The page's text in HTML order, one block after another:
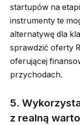
startupów na
instrumenty te
alternatywę dla
sprawdzić oferty
oferującej
przychodach.
5.
z realną